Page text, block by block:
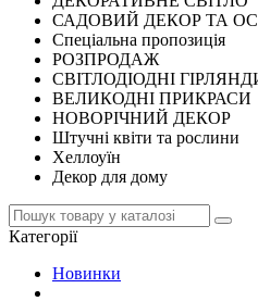
САДОВИЙ ДЕКОР ТА
Спеціальна пропозиція
РОЗПРОДАЖ
СВІТЛОДІОДНІ
ВЕЛИКОДНІ ПРИКРАСИ
НОВОРІЧНИЙ ДЕКОР
Штучні квіти та рослини
Хеллоуїн
Декор для дому
Категорії
Новинки